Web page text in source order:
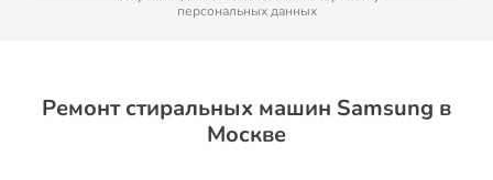
персональных данных
Ремонт стиральных машин Samsung в
Москве